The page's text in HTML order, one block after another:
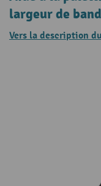
largeur de
Vers la description